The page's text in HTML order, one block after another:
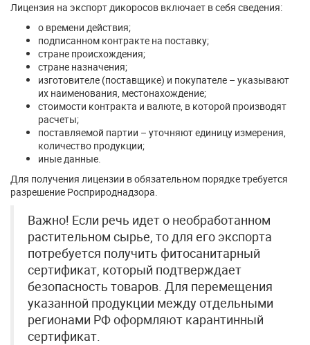
Лицензия на экспорт дикоросов включает в себя сведения:
о времени действия;
подписанном контракте на поставку;
стране происхождения;
стране назначения;
изготовителе (поставщике) и покупателе – указывают
их наименования, местонахождение;
стоимости контракта и валюте, в которой производят
расчеты;
поставляемой партии – уточняют единицу измерения,
количество продукции;
иные данные.
Для получения лицензии в обязательном порядке требуется
разрешение Росприроднадзора.
Важно! Если речь идет о необработанном
растительном сырье, то для его экспорта
потребуется получить фитосанитарный
сертификат, который подтверждает
безопасность товаров. Для перемещения
указанной продукции между отдельными
регионами РФ оформляют карантинный
сертификат.